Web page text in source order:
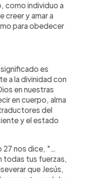
como individuo a
creer y amar a
para obedecer
es
a la divinidad con
en nuestras
en cuerpo, alma
del
y el estado
27 nos dice, "…
todas tus fuerzas,
que Jesús,